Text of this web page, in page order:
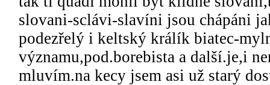
slovani-sclávi-slavíni jsou chápáni
podezřelý i keltský králík biatec-
významu,pod.borebista a další.je,i
mluvím.na kecy jsem asi už starý